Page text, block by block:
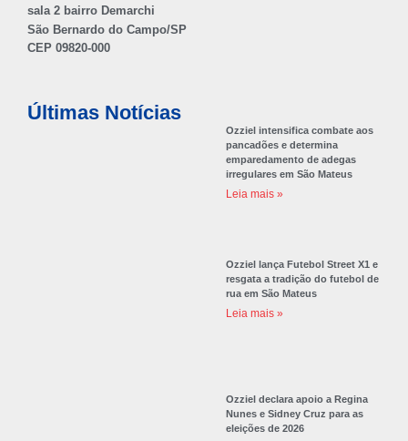
sala 2 bairro Demarchi
São Bernardo do Campo/SP
CEP 09820-000
Últimas Notícias
Ozziel intensifica combate aos
pancadões e determina
emparedamento de adegas
irregulares em São Mateus
Leia mais »
Ozziel lança Futebol Street X1 e
resgata a tradição do futebol de
rua em São Mateus
Leia mais »
Ozziel declara apoio a Regina
Nunes e Sidney Cruz para as
eleições de 2026